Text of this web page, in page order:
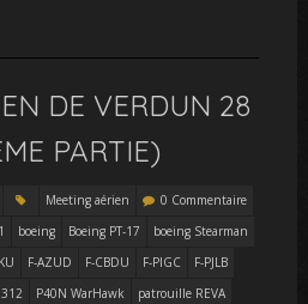
DE VERDUN 28
PARTIE)
Meeting aérien
0 Commentaire
boeing Boeing PT-17
boeing Stearman
F-AZUD F-CBDU F-PIGC
F-PJLB
P40N WarHawk
patrouille REVA